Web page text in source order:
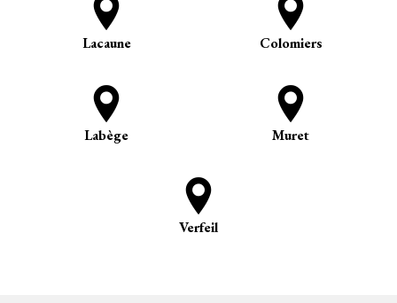
Lacaune Colomiers
Labège Muret
Verfeil